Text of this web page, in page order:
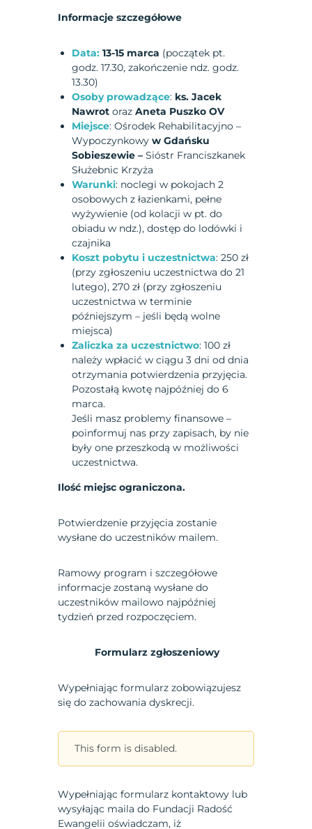
Informacje szczegółowe
Data: 13-15 marca (początek pt.
godz. 17.30, zakończenie ndz. godz.
13.30)
Osoby prowadzące: ks. Jacek
Nawrot orazAneta Puszko OV
Miejsce: Ośrodek Rehabilitacyjno –
Wypoczynkowyw Gdańsku
Sobieszewie –Sióstr Franciszkanek
Służebnic Krzyża
Warunki: noclegi w pokojach 2
osobowych z łazienkami, pełne
wyżywienie (od kolacji w pt. do
obiadu w ndz.), dostęp do lodówki i
czajnika
Koszt pobytu i uczestnictwa: 250 zł
(przy zgłoszeniu uczestnictwa do 21
lutego), 270 zł (przy zgłoszeniu
uczestnictwa w terminie
późniejszym – jeśli będą wolne
miejsca)
Zaliczka za uczestnictwo: 100 zł
należy wpłacić w ciągu 3 dni od dnia
otrzymania potwierdzenia przyjęcia.
Pozostałą kwotę najpóźniej do 6
marca.
Jeśli masz problemy finansowe –
poinformuj nas przy zapisach, by nie
były one przeszkodą w możliwości
uczestnictwa.
Ilość miejsc ograniczona.
Potwierdzenie przyjęcia zostanie
wysłane do uczestników mailem.
Ramowy program i szczegółowe
informacje zostaną wysłane do
uczestników mailowo najpóźniej
tydzień przed rozpoczęciem.
Formularz zgłoszeniowy
Wypełniając formularz zobowiązujesz
się do zachowania dyskrecji.
This form is disabled.
Wypełniając formularz kontaktowy lub
wysyłając maila do Fundacji Radość
Ewangelii oświadczam, iż